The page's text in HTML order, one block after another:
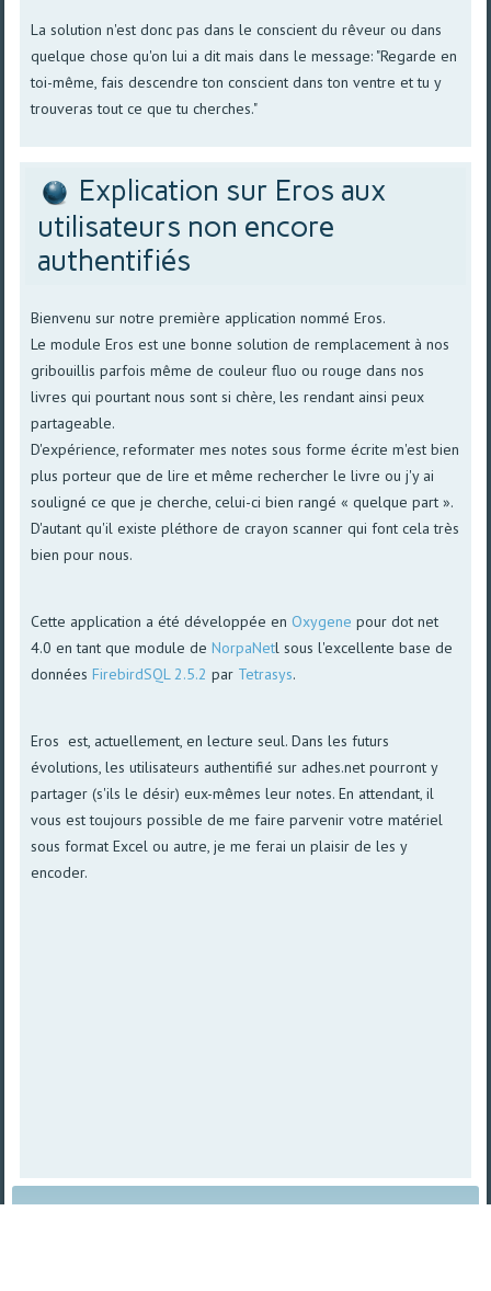
La solution n'est donc pas dans le conscient du rêveur ou dans
quelque chose qu'on lui a dit mais dans le message: "Regarde en
toi-même, fais descendre ton conscient dans ton ventre et tu y
trouveras tout ce que tu cherches."
Explication sur Eros aux
utilisateurs non encore
authentifiés
Bienvenu sur notre première application nommé Eros.
Le module Eros est une bonne solution de remplacement à nos
gribouillis parfois même de couleur fluo ou rouge dans nos
livres qui pourtant nous sont si chère, les rendant ainsi peux
partageable.
D'expérience, reformater mes notes sous forme écrite m'est bien
plus porteur que de lire et même rechercher le livre ou j'y ai
souligné ce que je cherche, celui-ci bien rangé « quelque part ».
D'autant qu'il existe pléthore de crayon scanner qui font cela très
bien pour nous.
Cette application a été développée en Oxygene pour dot net
4.0 en tant que module deNorpaNetl sous l'excellente base de
donnéesFirebirdSQL 2.5.2 par Tetrasys.
Eros est, actuellement, en lecture seul. Dans les futurs
évolutions, les utilisateurs authentifié sur adhes.net pourront y
partager (s'ils le désir) eux-mêmes leur notes. En attendant, il
vous est toujours possible de me faire parvenir votre matériel
sous format Excel ou autre, je me ferai un plaisir de les y
encoder.